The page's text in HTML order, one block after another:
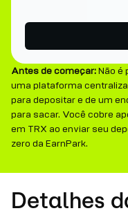
Antes de começar:Não é
uma plataforma
para depositar e de um
para sacar. Você cobre
em TRX ao enviar seu
zero da EarnPark.
Detalhes